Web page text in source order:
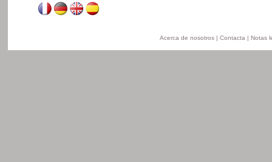
Acerca de nosotros | Contacta | Notas